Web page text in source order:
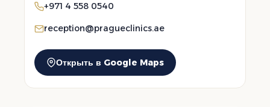
+971 4 558 0540
reception@pragueclinics.ae
Открыть в Google Maps